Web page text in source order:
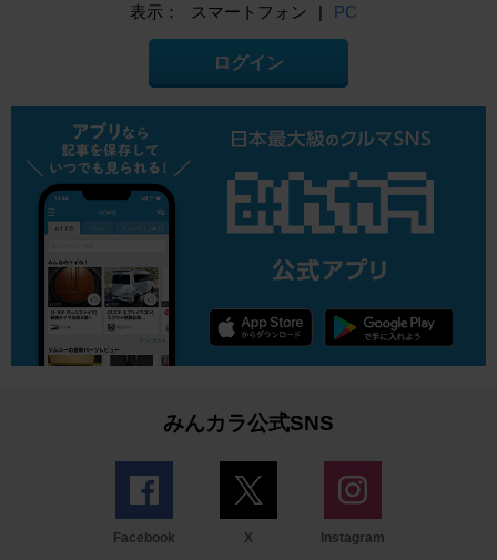
表示： スマートフォン | PC
ログイン
みんカラ公式SNS
Facebook X Instagram